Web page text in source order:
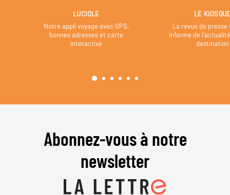
LUCIOLE
Notre appli voyage avec GPS,
bonnes adresses et carte
interactive
LE
La revue de presse
informe de
destination
Abonnez-vous à notre
newsletter